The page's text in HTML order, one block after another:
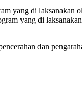
yang di laksanakan
yang di
dan